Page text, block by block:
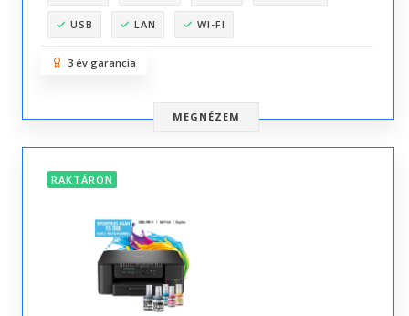
USB LAN WI-FI
3 év garancia
MEGNÉZEM
RAKTÁRON